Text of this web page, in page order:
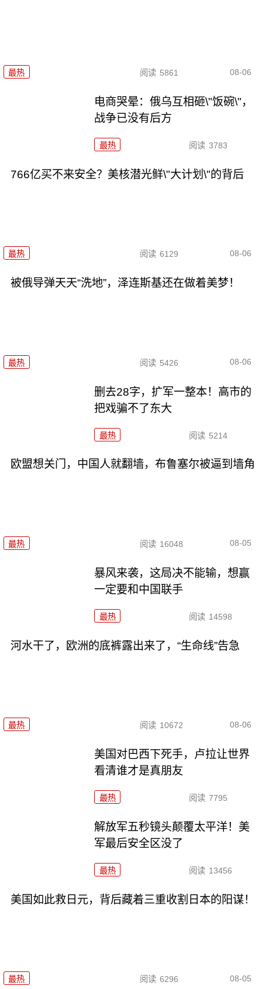
最热 阅读 5861 08-06
电商哭晕：俄乌互相砸\"饭碗\"，
战争已没有后方
最热 阅读 3783
766亿买不来安全？美核潜光鲜\"大计划\"的背后
最热 阅读 6129 08-06
被俄导弹天天“洗地”，泽连斯基还在做着美梦！
最热 阅读 5426 08-06
删去28字，扩军一整本！高市的
把戏骗不了东大
最热 阅读 5214
欧盟想关门，中国人就翻墙，布鲁塞尔被逼到墙角
最热 阅读 16048 08-05
暴风来袭，这局决不能输，想赢
一定要和中国联手
最热 阅读 14598
河水干了，欧洲的底裤露出来了，“生命线”告急
最热 阅读 10672 08-06
美国对巴西下死手，卢拉让世界
看清谁才是真朋友
最热 阅读 7795
解放军五秒镜头颠覆太平洋！美
军最后安全区没了
最热 阅读 13456
美国如此救日元，背后藏着三重收割日本的阳谋！
最热 阅读 6296 08-05